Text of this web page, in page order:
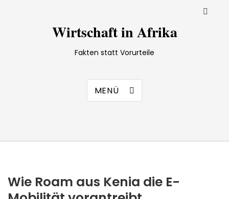
Wirtschaft in Afrika
Fakten statt Vorurteile
MENÜ
Wie Roam aus Kenia die E-